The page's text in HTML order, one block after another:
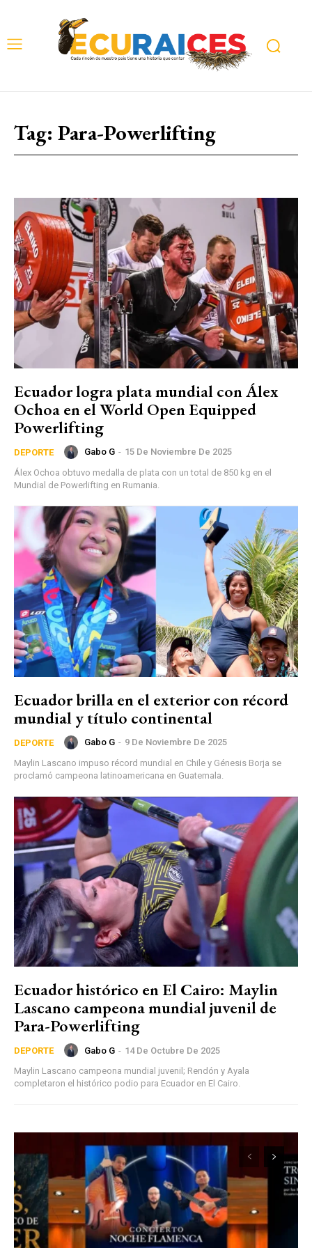
Tag: Para-Powerlifting
Ecuador logra plata mundial con Álex
Ochoa en el World Open Equipped
Powerlifting
DEPORTE Gabo G - 15 De Noviembre De 2025
Álex Ochoa obtuvo medalla de plata con un total de 850 kg en el
Mundial de Powerlifting en Rumania.
Ecuador brilla en el exterior con récord
mundial y título continental
DEPORTE Gabo G - 9 De Noviembre De 2025
Maylin Lascano impuso récord mundial en Chile y Génesis Borja se
proclamó campeona latinoamericana en Guatemala.
Ecuador histórico en El Cairo: Maylin
Lascano campeona mundial juvenil de
Para-Powerlifting
DEPORTE Gabo G - 14 De Octubre De 2025
Maylin Lascano campeona mundial juvenil; Rendón y Ayala
completaron el histórico podio para Ecuador en El Cairo.